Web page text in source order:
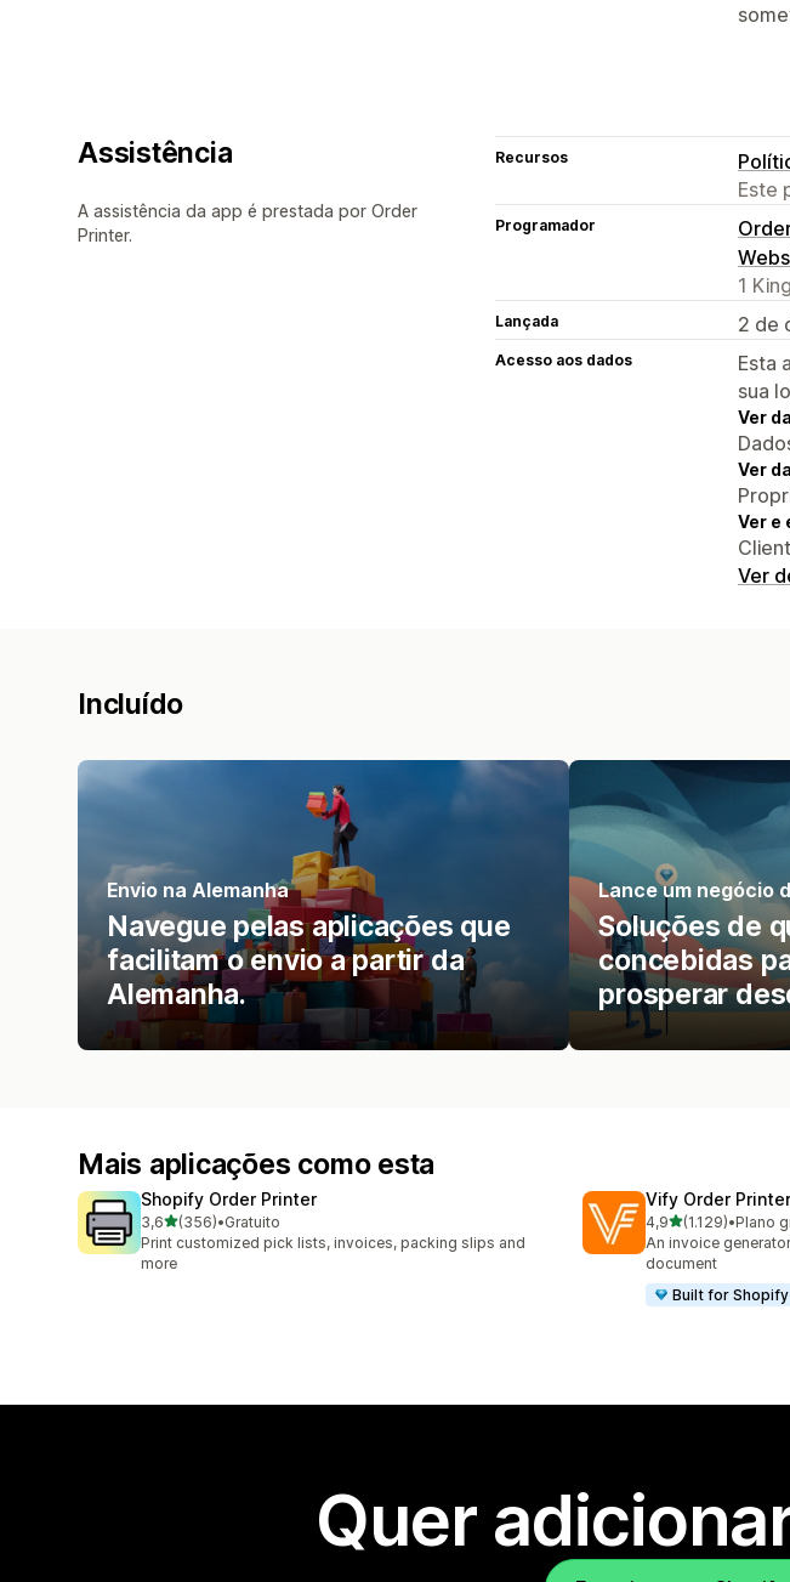
Assistência
A assistência da app é prestada por Order
Printer.
Recursos
Este
Programador
1
Lançada 2 de
Acesso aos dados
Esta
sua
Ver
Ver
Ver e
Ver
Incluído
Envio na Alemanha
Navegue pelas aplicações que
facilitam o envio a partir da
Alemanha.
Lance um negócio
Soluções de
concebidas
prosperar
Mais aplicações como esta
Shopify Order Printer
3,6de 5 estrelas
(356)
356 total de avaliações
•Gratuito
Print customized pick lists, invoices, packing slips and
more
Vify Order
4,9de 5 estrelas
(1.129)
1129 total de
•Plano
An invoice
document
Built for Shopify
Quer